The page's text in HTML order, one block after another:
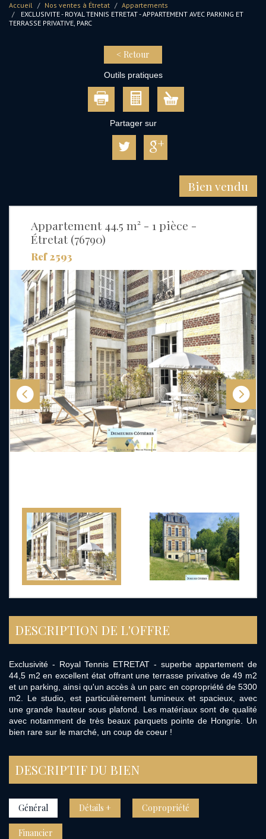
Accueil Nos ventes à Étretat
Appartements
EXCLUSIVITE - ROYAL TENNIS ETRETAT - APPARTEMENT AVEC PARKING ET
TERRASSE PRIVATIVE, PARC
< Retour
Outils pratiques
Partager sur
Bien vendu
Appartement 44.5 m² - 1 pièce -
Étretat (76790)
Ref 2593
DESCRIPTION DE L'OFFRE
Exclusivité - Royal Tennis ETRETAT - superbe appartement de
44,5 m2 en excellent état offrant une terrasse privative de 49 m2
et un parking, ainsi qu'un accès à un parc en copropriété de 5300
m2. Le studio, est particulièrement lumineux et spacieux, avec
une grande hauteur sous plafond. Les matériaux sont de qualité
avec notamment de très beaux parquets pointe de Hongrie. Un
bien rare sur le marché, un coup de coeur !
DESCRIPTIF DU BIEN
Général Détails + Copropriété
Financier